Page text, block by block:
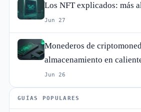
Los NFT explicados: más
Jun 27
Monederos de
almacenamiento en
Jun 26
GUÍAS POPULARES